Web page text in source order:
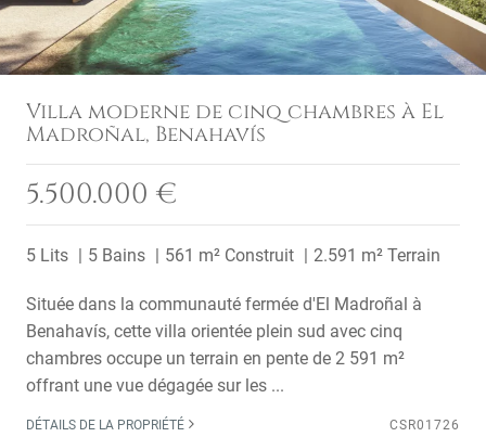
Villa moderne de cinq chambres à El
Madroñal, Benahavís
5.500.000 €
5 Lits 5 Bains 561 m² Construit 2.591 m² Terrain
Située dans la communauté fermée d'El Madroñal à
Benahavís, cette villa orientée plein sud avec cinq
chambres occupe un terrain en pente de 2 591 m²
offrant une vue dégagée sur les ...
DÉTAILS DE LA PROPRIÉTÉ CSR01726